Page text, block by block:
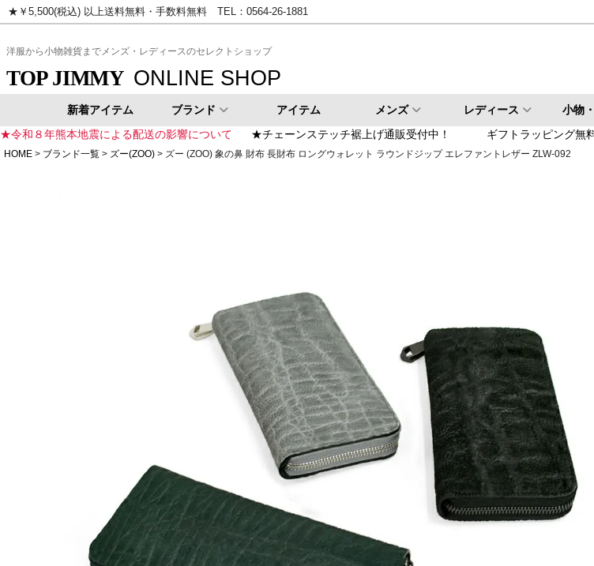
★￥5,500(税込) 以上送料無料・手数料無料 TEL：0564-26-1881
洋服から小物雑貨までメンズ・レディースのセレクトショップ
TOP JIMMY ONLINE SHOP
新着アイテム ブランド アイテム メンズ レディース 小物
ピンク
イエロー ゴールド
★令和８年熊本地震による配送の影響について ★チェーンステッチ裾上げ通販受付中！ ギフトラッピング無
HOME ブランド一覧 ズー(ZOO) ズー (ZOO) 象の鼻 財布 長財布 ロングウォレット ラウンドジップ エレファントレザー ZLW-092